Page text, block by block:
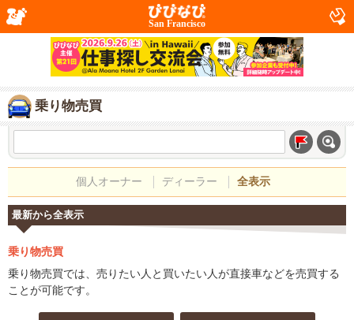
San Francisco
乗り物売買
個人オーナー ディーラー 全表示
最新から全表示
乗り物売買
乗り物売買では、売りたい人と買いたい人が直接車などを売買する
ことが可能です。